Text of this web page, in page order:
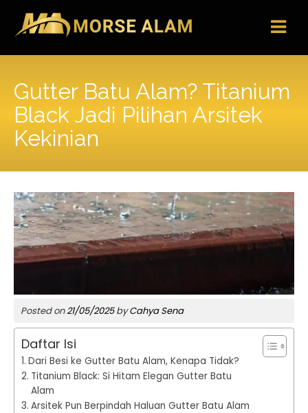
content
Gutter Batu Alam? Titanium
Black Jadi Pilihan Arsitek
Kekinian
Posted on21/05/2025byCahya Sena
Daftar Isi
Dari Besi ke Gutter Batu Alam, Kenapa Tidak?
Titanium Black: Si Hitam Elegan Gutter Batu
Alam
Arsitek Pun Berpindah Haluan Gutter Batu Alam